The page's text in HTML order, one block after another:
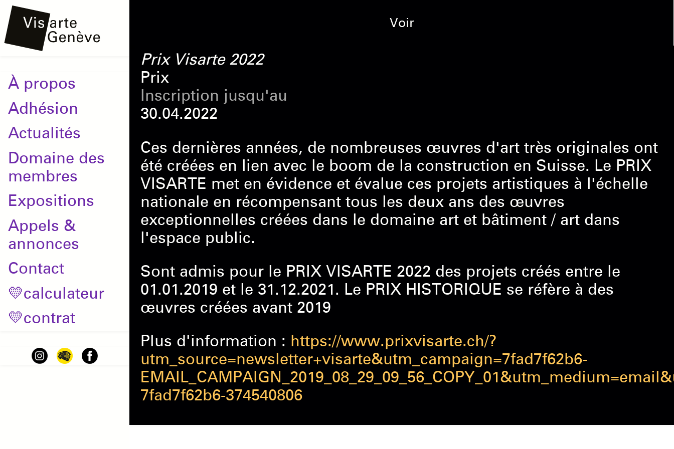
Aller
au
contenu
Main
navigation
À propos
Adhésion
Actualités
Domaine des
membres
Expositions
Appels &
annonces
Contact
💛calculateur
💛contrat
Voir
Prix Visarte 2022
Prix
Inscription jusqu'au
30.04.2022
Ces dernières années, de nombreuses œuvres d'art très originales ont
été créées en lien avec le boom de la construction en Suisse. Le PRIX
VISARTE met en évidence et évalue ces projets artistiques à l'échelle
nationale en récompensant tous les deux ans des œuvres
exceptionnelles créées dans le domaine art et bâtiment / art dans
l'espace public.
Sont admis pour le PRIX VISARTE 2022 des projets créés entre le
01.01.2019 et le 31.12.2021. Le PRIX HISTORIQUE se réfère à des
œuvres créées avant 2019
Plus d'information : https://www.prixvisarte.ch/?
utm_source=newsletter+visarte&utm_campaign=7fad7f62b6-
7fad7f62b6-374540806